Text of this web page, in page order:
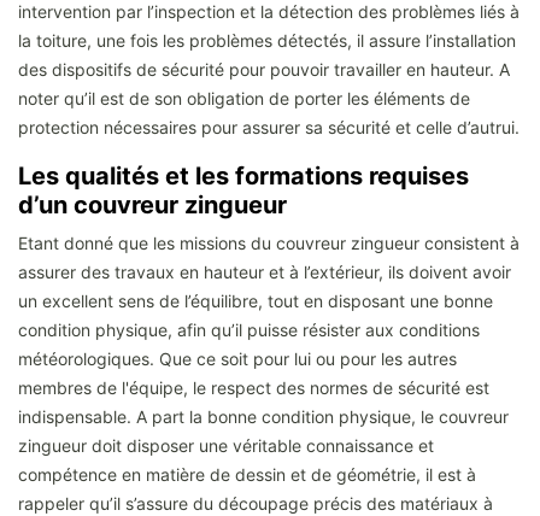
intervention par l’inspection et la détection des problèmes liés à
la toiture, une fois les problèmes détectés, il assure l’installation
des dispositifs de sécurité pour pouvoir travailler en hauteur. A
noter qu’il est de son obligation de porter les éléments de
protection nécessaires pour assurer sa sécurité et celle d’autrui.
Les qualités et les formations requises
d’un couvreur zingueur
Etant donné que les missions du couvreur zingueur consistent à
assurer des travaux en hauteur et à l’extérieur, ils doivent avoir
un excellent sens de l’équilibre, tout en disposant une bonne
condition physique, afin qu’il puisse résister aux conditions
météorologiques. Que ce soit pour lui ou pour les autres
membres de l'équipe, le respect des normes de sécurité est
indispensable. A part la bonne condition physique, le couvreur
zingueur doit disposer une véritable connaissance et
compétence en matière de dessin et de géométrie, il est à
rappeler qu’il s’assure du découpage précis des matériaux à